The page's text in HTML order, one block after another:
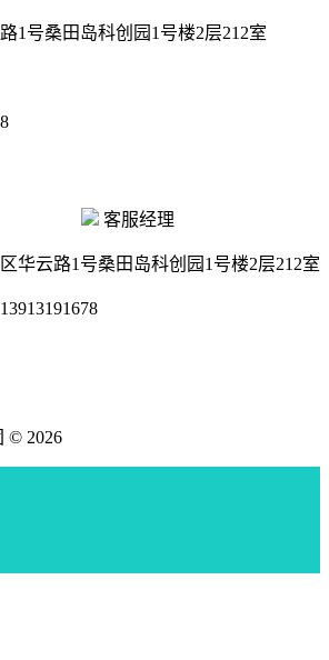
1号桑田岛科创园1号楼2层212室
客服经理
华云路1号桑田岛科创园1号楼2层212室
© 2026